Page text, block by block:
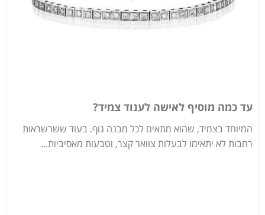
עד כמה מוסיף לאישה לענוד צמיד?
המיוחד בצמיד, שהוא מתאים לכל מבנה גוף. בעוד ששרשראות
רחבות לא יתאימו לבעלות צוואר קצר, וטבעות מאסיביות...